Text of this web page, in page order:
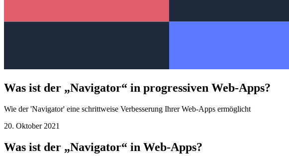
Was ist der „Navigator“ in progressiven Web-Apps?
Wie der 'Navigator' eine schrittweise Verbesserung Ihrer Web-Apps ermöglicht
20. Oktober 2021